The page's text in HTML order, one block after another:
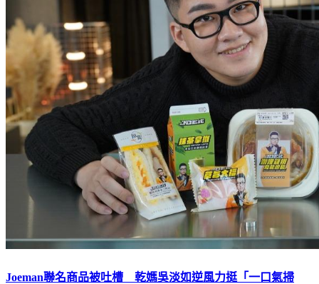
Joeman聯名商品被吐槽 乾媽吳淡如逆風力挺「一口氣掃